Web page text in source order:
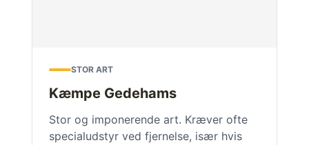
STOR ART
Kæmpe Gedehams
Stor og imponerende art. Kræver ofte
specialudstyr ved fjernelse, især hvis